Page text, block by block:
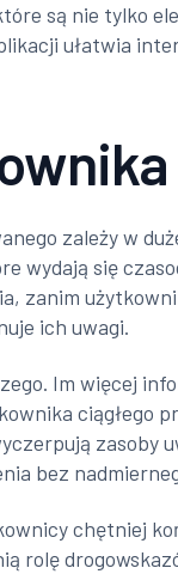
są nie tylko
ułatwia
zależy w
wydają się
zanim
ich uwagi.
Im więcej
ciągłego
zasoby
bez
chętniej
rolę